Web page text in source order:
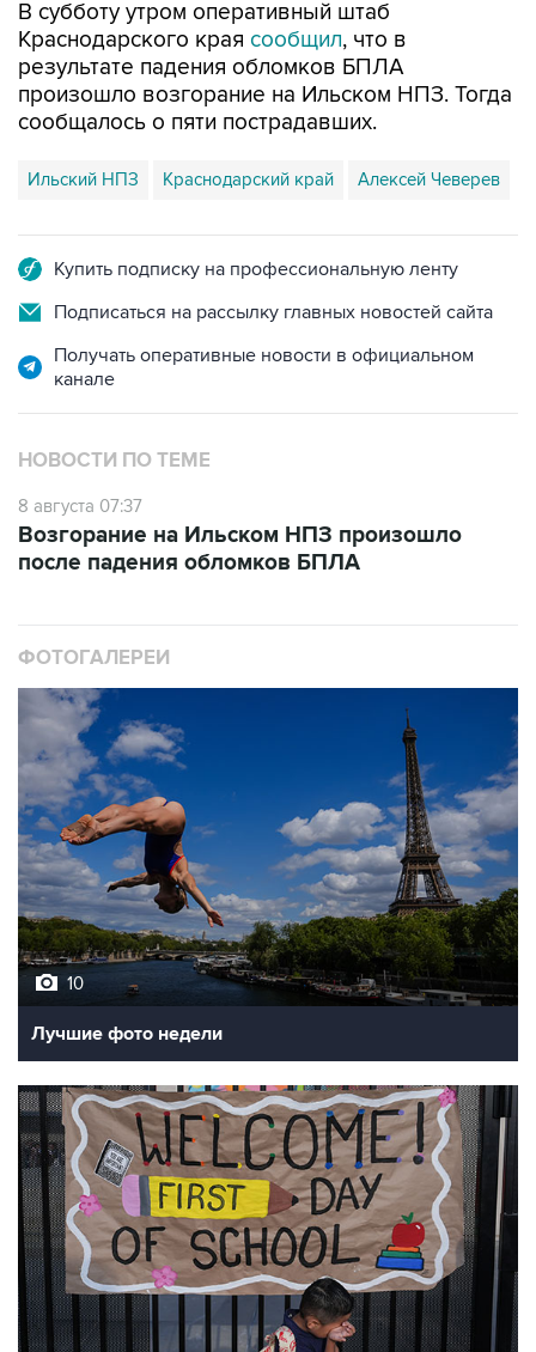
В субботу утром оперативный штаб
Краснодарского края сообщил, что в
результате падения обломков БПЛА
произошло возгорание на Ильском НПЗ. Тогда
сообщалось о пяти пострадавших.
Ильский НПЗ Краснодарский край Алексей Чеверев
Купить подписку на профессиональную ленту
Подписаться на рассылку главных новостей сайта
Получать оперативные новости в официальном
канале
НОВОСТИ ПО ТЕМЕ
8 августа 07:37
Возгорание на Ильском НПЗ произошло
после падения обломков БПЛА
ФОТОГАЛЕРЕИ
10
Лучшие фото недели